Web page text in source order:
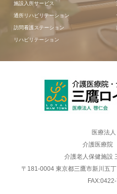
施設入所サービス
通所リハビリテーション
訪問看護ステーション
リハビリテーション
医療法
介護
介護老人保健施設
〒181-0004 東京都三鷹市新川五